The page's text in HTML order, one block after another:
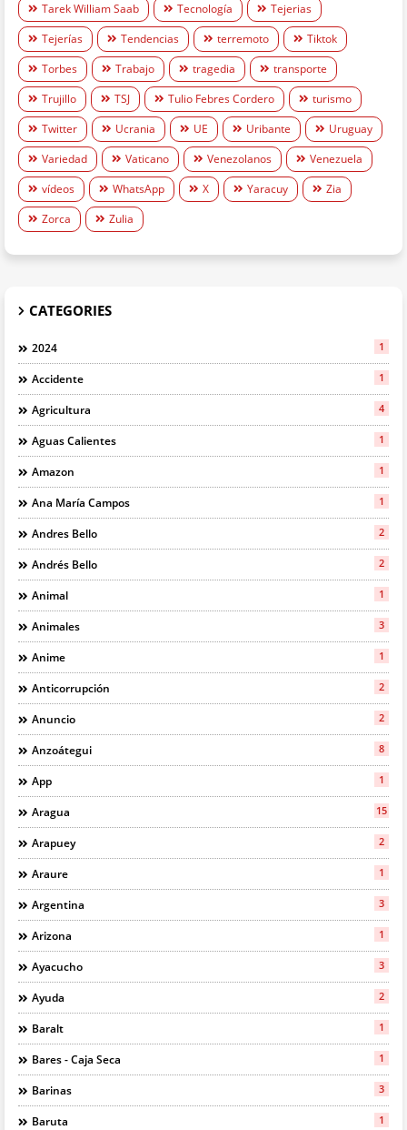
Tarek William Saab
Tecnología
Tejerias
Tejerías
Tendencias terremoto
Tiktok
Torbes
Trabajo tragedia
transporte
Trujillo
TSJ Tulio Febres Cordero
turismo
Twitter
Ucrania UE Uribante
Uruguay
Variedad
Vaticano Venezolanos
Venezuela
vídeos
WhatsApp X Yaracuy
Zia
Zorca
Zulia
CATEGORIES
2024 1
Accidente 1
Agricultura 4
Aguas Calientes 1
Amazon 1
Ana María Campos 1
Andres Bello 2
Andrés Bello 2
Animal 1
Animales 3
Anime 1
Anticorrupción 2
Anuncio 2
Anzoátegui 8
App 1
Aragua 15
Arapuey 2
Araure 1
Argentina 3
Arizona 1
Ayacucho 3
Ayuda 2
Baralt 1
Bares - Caja Seca 1
Barinas 3
Baruta 1